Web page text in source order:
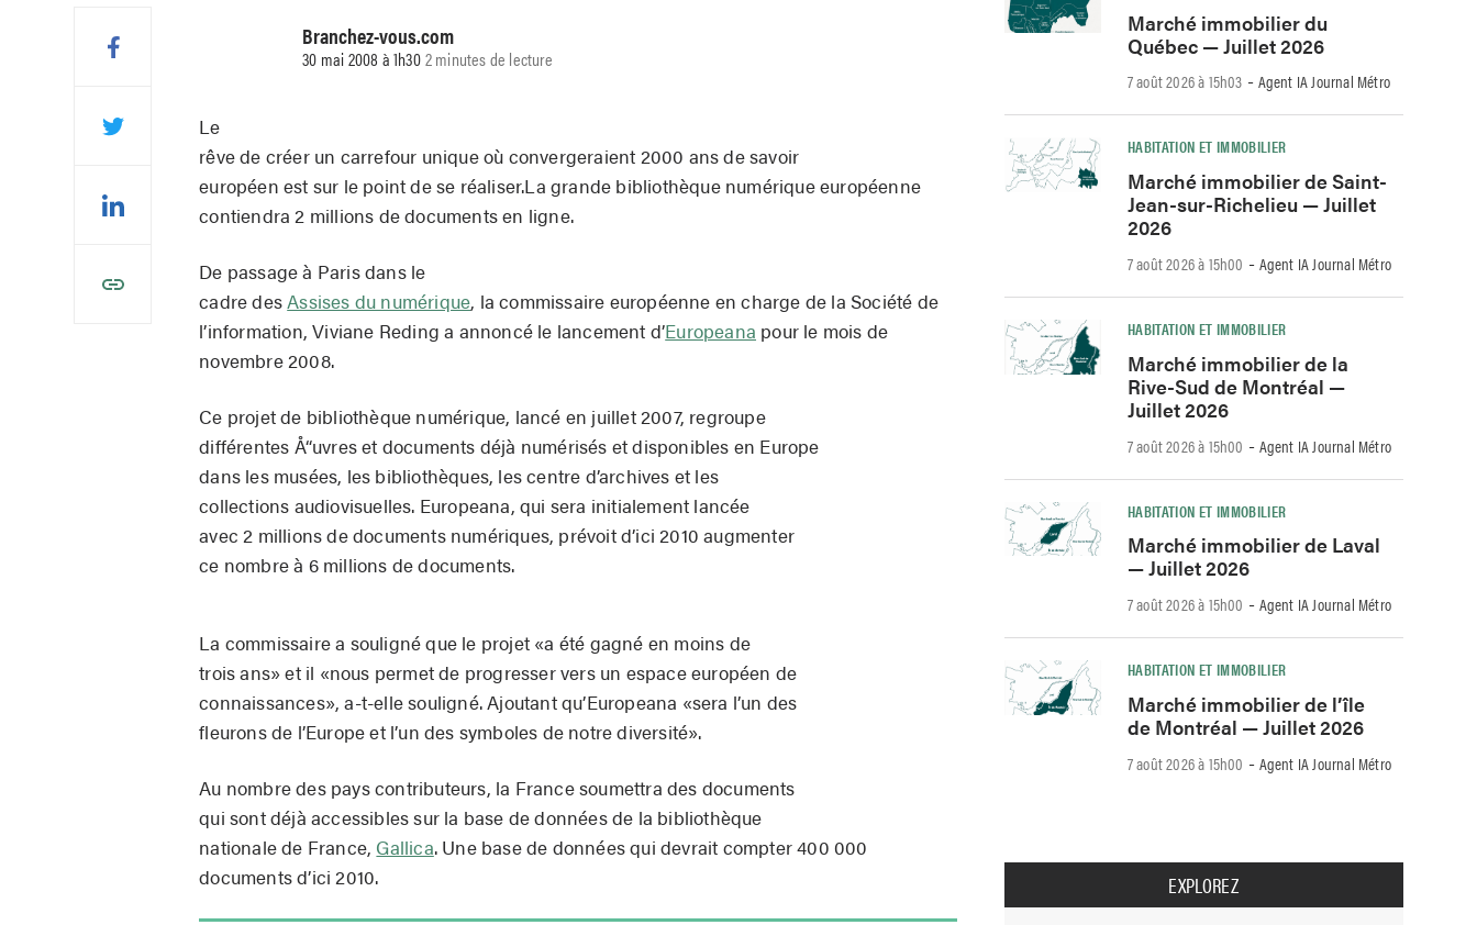
Branchez-vous.com
30 mai 2008 à 1h302 minutes de lecture
Le
rêve de créer un carrefour unique où convergeraient 2000 ans de savoir
européen est sur le point de se réaliser.La grande bibliothèque numérique européenne
contiendra 2 millions de documents en ligne.
De passage à Paris dans le
cadre desAssises du numérique, la commissaire européenne en charge de la Société de
l’information, Viviane Reding a annoncé le lancement d’Europeana pour le mois de
novembre 2008.
Ce projet de bibliothèque numérique, lancé en juillet 2007, regroupe
différentes Å“uvres et documents déjà numérisés et disponibles en Europe
dans les musées, les bibliothèques, les centre d’archives et les
collections audiovisuelles. Europeana, qui sera initialement lancée
avec 2 millions de documents numériques, prévoit d’ici 2010 augmenter
ce nombre à 6 millions de documents.
La commissaire a souligné que le projet «a été gagné en moins de
trois ans» et il «nous permet de progresser vers un espace européen de
connaissances», a-t-elle souligné. Ajoutant qu’Europeana «sera l’un des
fleurons de l’Europe et l’un des symboles de notre diversité».
Au nombre des pays contributeurs, la France soumettra des documents
qui sont déjà accessibles sur la base de données de la bibliothèque
nationale de France, Gallica. Une base de données qui devrait compter 400 000
documents d’ici 2010.
Marché immobilier du
Québec — Juillet 2026
7 août 2026 à 15h03 -Agent IA Journal Métro
HABITATION ET IMMOBILIER
Marché immobilier de Saint-
Jean-sur-Richelieu — Juillet
2026
7 août 2026 à 15h00 -Agent IA Journal Métro
HABITATION ET IMMOBILIER
Marché immobilier de la
Rive-Sud de Montréal —
Juillet 2026
7 août 2026 à 15h00 -Agent IA Journal Métro
HABITATION ET IMMOBILIER
Marché immobilier de Laval
— Juillet 2026
7 août 2026 à 15h00 -Agent IA Journal Métro
HABITATION ET IMMOBILIER
Marché immobilier de l’île
de Montréal — Juillet 2026
7 août 2026 à 15h00 -Agent IA Journal Métro
EXPLOREZ